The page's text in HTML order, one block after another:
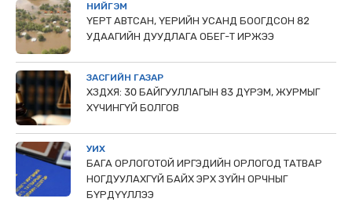
НИЙГЭМ
ҮЕРТ АВТСАН, ҮЕРИЙН УСАНД БООГДСОН 82
УДААГИЙН ДУУДЛАГА ОБЕГ-Т ИРЖЭЭ
ЗАСГИЙН ГАЗАР
ХЗДХЯ: 30 БАЙГУУЛЛАГЫН 83 ДҮРЭМ, ЖУРМЫГ
ХҮЧИНГҮЙ БОЛГОВ
УИХ
БАГА ОРЛОГОТОЙ ИРГЭДИЙН ОРЛОГОД ТАТВАР
НОГДУУЛАХГҮЙ БАЙХ ЭРХ ЗҮЙН ОРЧНЫГ
БҮРДҮҮЛЛЭЭ